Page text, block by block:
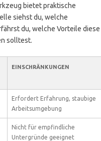
bietet praktische
siehst du, welche
du, welche Vorteile diese
solltest.
EINSCHRÄNKUNGEN
Erfordert Erfahrung, staubige
Arbeitsumgebung
Nicht für empfindliche
Untergründe geeignet